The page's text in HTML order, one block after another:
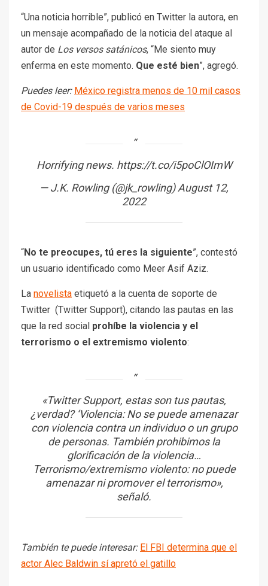
“Una noticia horrible”, publicó en Twitter la autora, en
un mensaje acompañado de la noticia del ataque al
autor de Los versos satánicos, “Me siento muy
enferma en este momento. Que esté bien”, agregó.
Puedes leer: México registra menos de 10 mil casos
de Covid-19 después de varios meses
Horrifying news. https://t.co/i5poClOImW
— J.K. Rowling (@jk_rowling)August 12,
2022
“No te preocupes, tú eres la siguiente”, contestó
un usuario identificado como Meer Asif Aziz.
La novelista etiquetó a la cuenta de soporte de
Twitter (Twitter Support), citando las pautas en las
que la red social prohíbe la violencia y el
terrorismo o el extremismo violento:
«Twitter Support, estas son tus pautas,
¿verdad? ‘Violencia: No se puede amenazar
con violencia contra un individuo o un grupo
de personas. También prohibimos la
glorificación de la violencia…
Terrorismo/extremismo violento: no puede
amenazar ni promover el terrorismo»,
señaló.
También te puede interesar: El FBI determina que el
actor Alec Baldwin sí apretó el gatillo